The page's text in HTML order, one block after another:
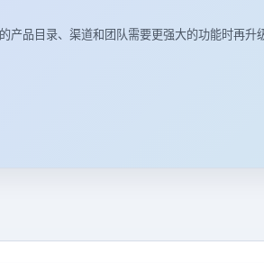
产品目录、渠道和团队需要更强大的功能时再升级